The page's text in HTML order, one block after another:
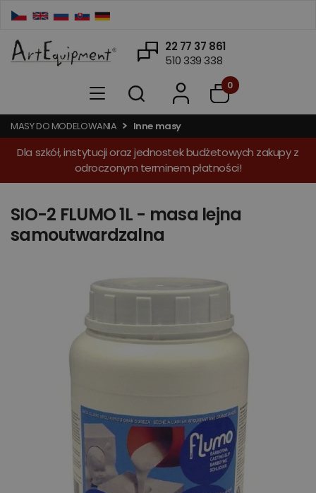
22 77 37 861
510 339 338
0
MASY DO MODELOWANIA Inne masy
Dla szkół, instytucji oraz jednostek budżetowych zakupy z
odroczonym terminem płatności!
SIO-2 FLUMO 1L - masa lejna
samoutwardzalna